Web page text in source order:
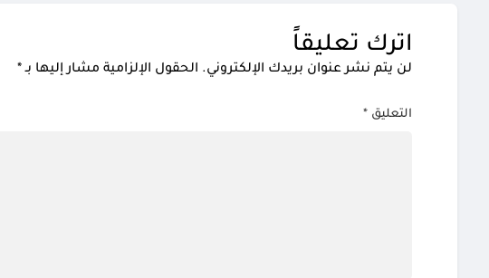
اترك تعليقاً
لن يتم نشر عنوان بريدك الإلكتروني. الحقول الإلزامية مشار إليها بـ*
التعليق*